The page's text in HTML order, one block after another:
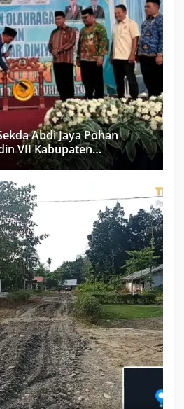
Abdi Jaya Pohan
VII Kabupaten